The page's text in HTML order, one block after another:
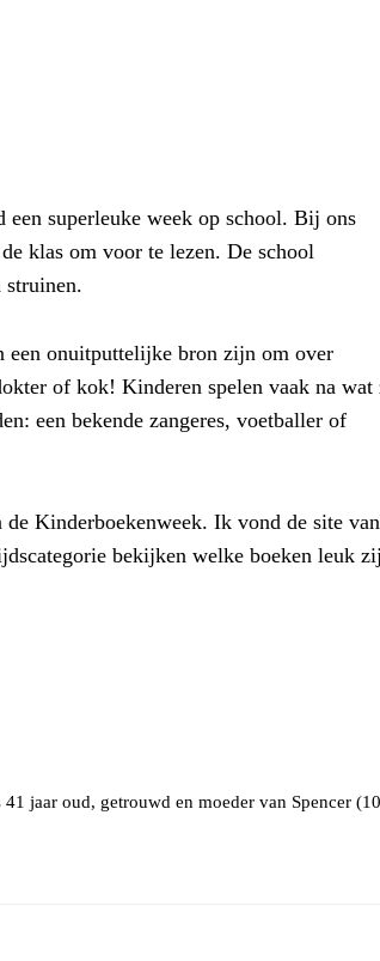
superleuke week op school. Bij ons
klas om voor te lezen. De school
struinen.
een onuitputtelijke bron zijn om over
of kok! Kinderen spelen vaak na wat
een bekende zangeres, voetballer of
Kinderboekenweek. Ik vond de site van
bekijken welke boeken leuk
jaar oud, getrouwd en moeder van Spencer